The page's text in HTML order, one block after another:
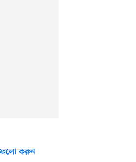
ফলো করুন